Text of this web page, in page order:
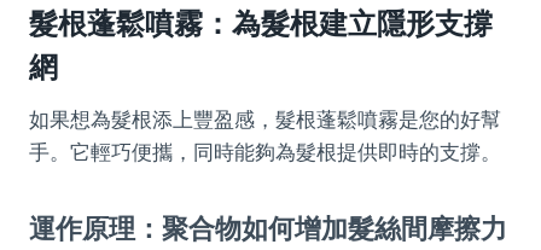
髮根蓬鬆噴霧：為髮根建立隱形支撐
網
如果想為髮根添上豐盈感，髮根蓬鬆噴霧是您的好幫
手。它輕巧便攜，同時能夠為髮根提供即時的支撐。
運作原理：聚合物如何增加髮絲間摩擦力